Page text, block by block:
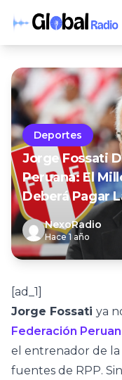
Deportes
Jorge Fossati
Peruana: El
Deberá Pagar
NexoRadio
Hace 1 año
[ad_1]
Jorge Fossati ya
Federación
el entrenador de la
fuentes de RPP.